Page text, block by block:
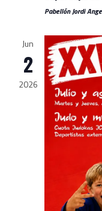
Pabellón Jordi
Jun
2
2026